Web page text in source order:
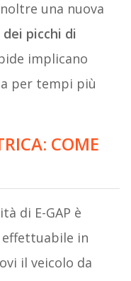
una nuova
picchi di
implicano
per tempi più
COME
di E-GAP è
in
il veicolo da